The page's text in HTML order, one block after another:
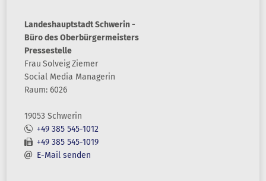
Landeshauptstadt Schwerin -
Büro des Oberbürgermeisters
Pressestelle
Frau SolveigZiemer
Social Media Managerin
Raum: 6026
19053 Schwerin
+49 385 545-1012
+49 385 545-1019
E-Mail senden